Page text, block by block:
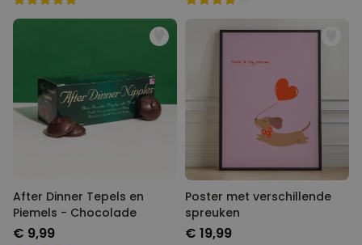
After Dinner Tepels en
Piemels - Chocolade
€ 9,99
Poster met verschillende
spreuken
€ 19,99